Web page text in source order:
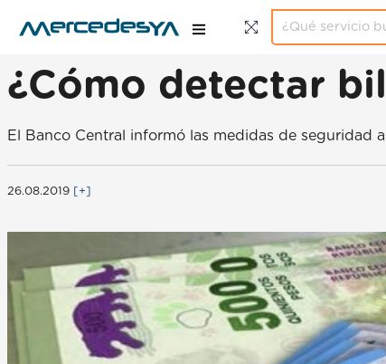
¿Cómo detectar
El Banco Central informó las medidas de seguridad
26.08.2019 [+]